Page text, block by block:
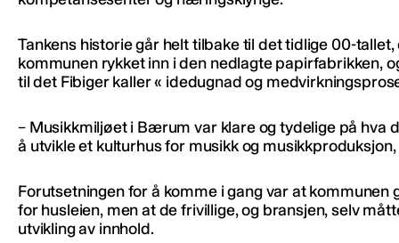
Tankens historie går helt tilbake til det tidlige 00-tallet,
kommunen rykket inn i den nedlagte papirfabrikken,
til det Fibiger kaller « idedugnad og
– Musikkmiljøet i Bærum var klare og tydelige på hva
å utvikle et kulturhus for musikk og musikkproduksjon,
Forutsetningen for å komme i gang var at kommunen
for husleien, men at de frivillige, og bransjen, selv
utvikling av innhold.